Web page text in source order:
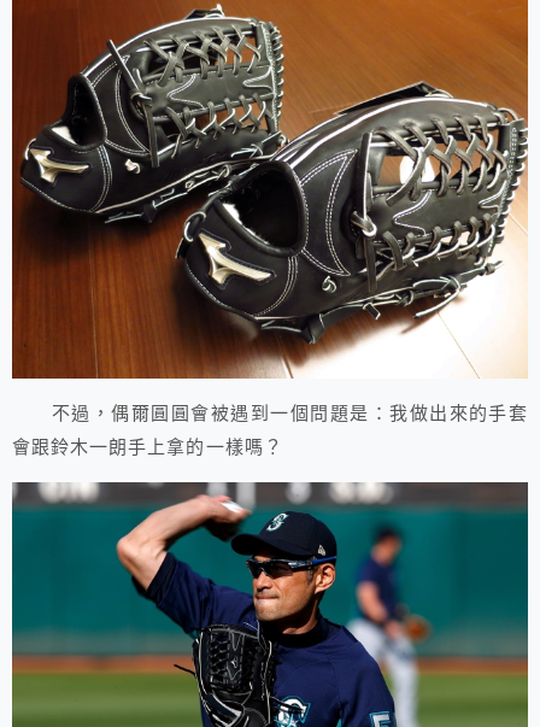
不過，偶爾圓圓會被遇到一個問題是：我做出來的手套
會跟鈴木一朗手上拿的一樣嗎？